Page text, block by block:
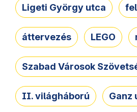
Ligeti György utca
áttervezés LEGO
Szabad Városok
II. világháború Ganz